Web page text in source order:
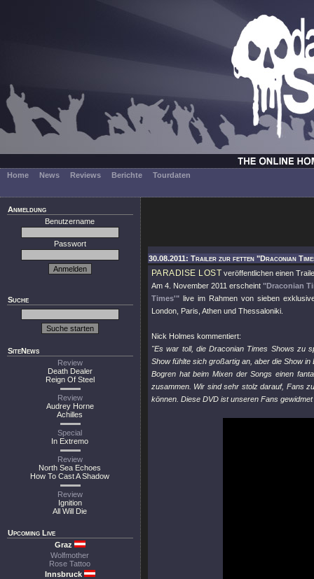
Home News Reviews Berichte Tourdaten
Anmeldung
Benutzername
Passwort
Suche
SiteNews
Review
Death Dealer
Reign Of Steel
Review
Audrey Horne
Achilles
Special
In Extremo
Review
North Sea Echoes
How To Cast A Shadow
Review
Ignition
All Will Die
Upcoming Live
Graz
Wolfmother
Rose Tattoo
Innsbruck
30.08.2011: Trailer zur fetten "Draconian
PARADISE LOST veröffentlichen einen
Am 4. November 2011 erscheint"Draconian
Times'" live im Rahmen von sieben
London, Paris, Athen und Thessaloniki.
Nick Holmes kommentiert:
"Es war toll, die Draconian Times Shows zu
Show fühlte sich großartig an, aber die Show
Bogren hat beim Mixen der Songs einen
zusammen. Wir sind sehr stolz darauf, Fans
können. Diese DVD ist unseren Fans